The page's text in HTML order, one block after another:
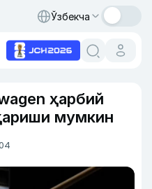
Ўзбекча
ҳарбий
мумкин